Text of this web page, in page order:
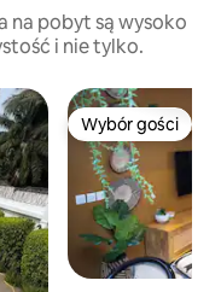
na pobyt są wysoko
i nie tylko.
Wybór gości
Wybór gości